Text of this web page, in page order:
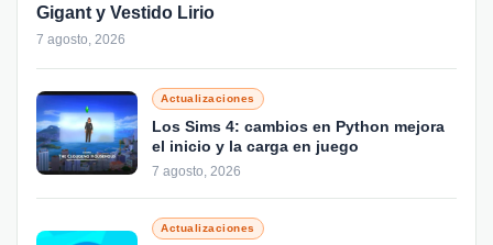
Gigant y Vestido Lirio
7 agosto, 2026
Actualizaciones
Los Sims 4: cambios en Python mejora
el inicio y la carga en juego
7 agosto, 2026
Actualizaciones